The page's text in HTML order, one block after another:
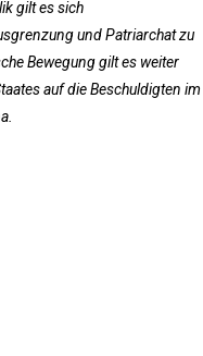
gilt es sich
und Patriarchat zu
Bewegung gilt es weiter
auf die Beschuldigten im